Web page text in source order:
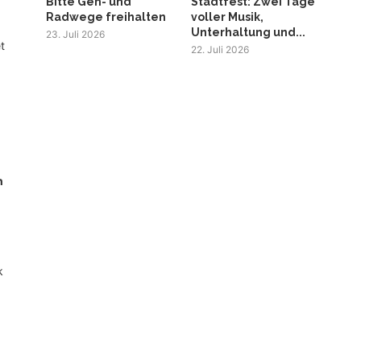
Radwege freihalten
23. Juli 2026
voller Musik,
Unterhaltung und...
22. Juli 2026